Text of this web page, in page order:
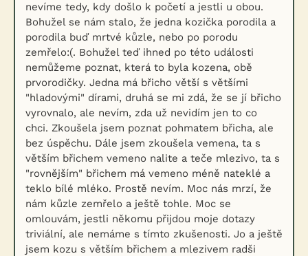
nevíme tedy, kdy došlo k početí a jestli u obou.
Bohužel se nám stalo, že jedna kozička porodila a
porodila buď mrtvé kůzle, nebo po porodu
zemřelo:(. Bohužel teď ihned po této události
nemůžeme poznat, která to byla kozena, obě
prvorodičky. Jedna má břicho větší s většími
"hladovými" dírami, druhá se mi zdá, že se jí břicho
vyrovnalo, ale nevím, zda už nevidím jen to co
chci. Zkoušela jsem poznat pohmatem břicha, ale
bez úspěchu. Dále jsem zkoušela vemena, ta s
větším břichem vemeno nalite a teče mlezivo, ta s
"rovnějším" břichem má vemeno méně nateklé a
teklo bílé mléko. Prostě nevím. Moc nás mrzí, že
nám kůzle zemřelo a ještě tohle. Moc se
omlouvám, jestli někomu přijdou moje dotazy
triviální, ale nemáme s tímto zkušenosti. Jo a ještě
jsem kozu s větším břichem a mlezivem radši